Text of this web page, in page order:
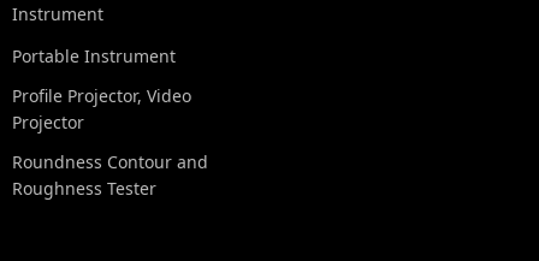
Instrument
Portable Instrument
Profile Projector, Video
Projector
Roundness Contour and
Roughness Tester